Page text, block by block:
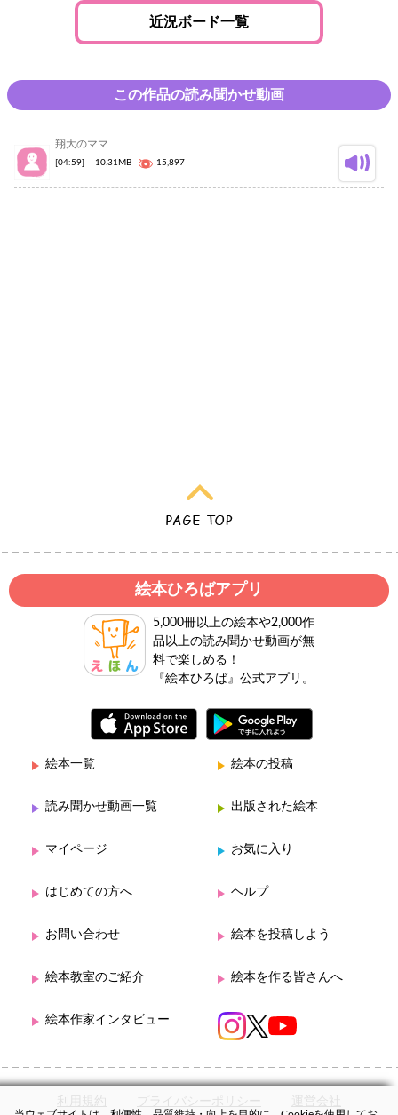
近況ボード一覧
この作品の読み聞かせ動画
翔大のママ
[04:59] 10.31MB 15,897
絵本ひろばアプリ
5,000冊以上の絵本や2,000作
品以上の読み聞かせ動画が無
料で楽しめる！
『絵本ひろば』公式アプリ。
絵本一覧 絵本の投稿
読み聞かせ動画一覧 出版された絵本
マイページ お気に入り
はじめての方へ ヘルプ
お問い合わせ 絵本を投稿しよう
絵本教室のご紹介 絵本を作る皆さんへ
絵本作家インタビュー
利用規約 プライバシーポリシー 運営会社